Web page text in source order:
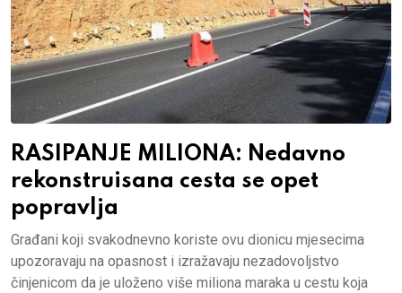
RASIPANJE MILIONA: Nedavno
rekonstruisana cesta se opet
popravlja
Građani koji svakodnevno koriste ovu dionicu mjesecima
upozoravaju na opasnost i izražavaju nezadovoljstvo
činjenicom da je uloženo više miliona maraka u cestu koja